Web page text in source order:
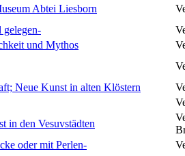
Abtei Liesborn
und Mythos
Neue Kunst in alten Klöstern
in den Vesuvstädten
oder mit Perlen-